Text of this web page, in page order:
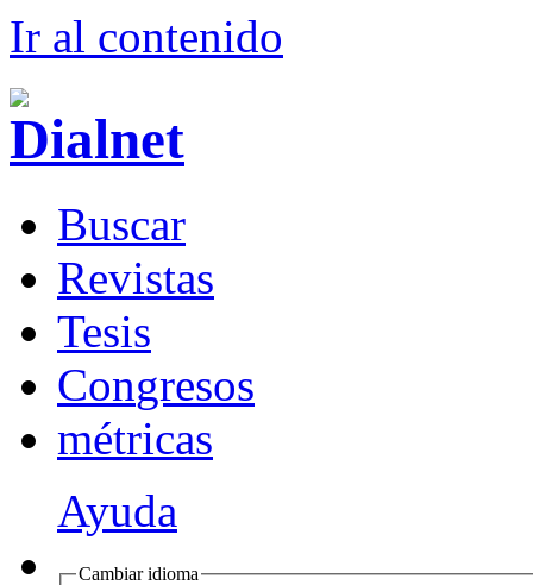
Ir al contenido
Buscar
Revistas
Tesis
Congresos
métricas
Ayuda
Cambiar idioma